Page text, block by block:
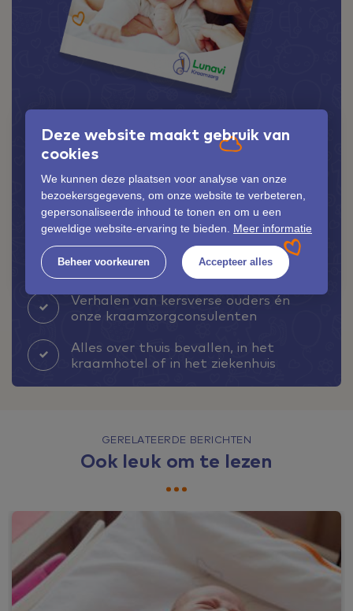
Deze website maakt gebruik van
cookies
We kunnen deze plaatsen voor analyse van onze
bezoekersgegevens, om onze website te verbeteren,
gepersonaliseerde inhoud te tonen en om u een
geweldige website-ervaring te bieden. Meer informatie
Beheer voorkeuren Accepteer alles
HELEMAAL GRATIS EN VOOR NIKS!
Download nu gratis het
Kraamtijd! Magazine
Download het Kraamtijd! Magazine
Handige tips en tricks voor tijdens
het bevallen
Verhalen van kersverse ouders én
onze kraamzorgconsulenten
Alles over thuis bevallen, in het
kraamhotel of in het ziekenhuis
GERELATEERDE BERICHTEN
Ook leuk om te lezen